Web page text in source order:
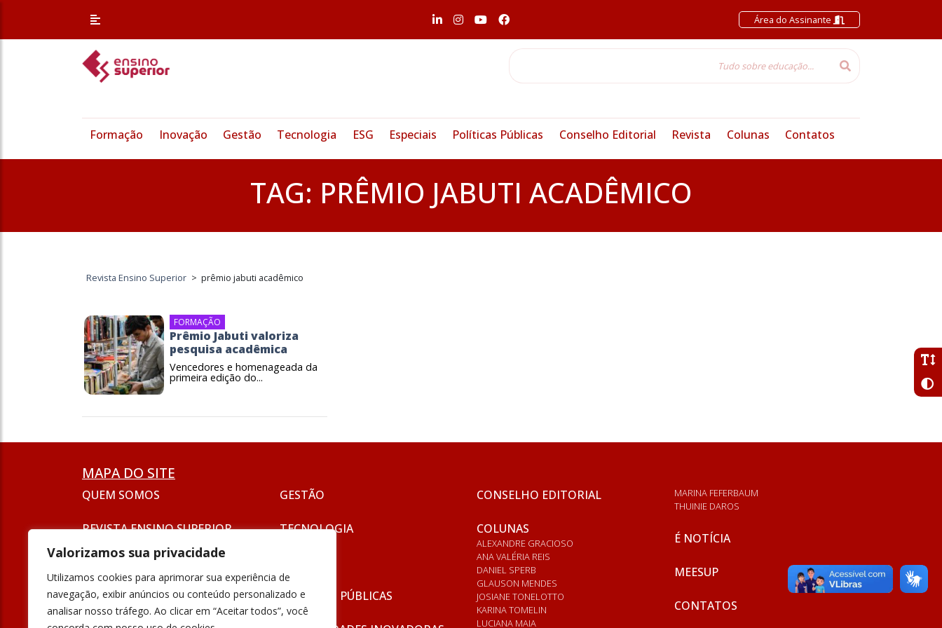
Valorizamos sua privacidade
Utilizamos cookies para aprimorar sua experiência de
navegação, exibir anúncios ou conteúdo personalizado e
analisar nosso tráfego. Ao clicar em “Aceitar todos”, você
Área do Assinante
Formação Inovação Gestão Tecnologia ESG Especiais Políticas Públicas Conselho Editorial Revista Colunas Contatos
TAG: PRÊMIO JABUTI ACADÊMICO
Revista Ensino Superior > prêmio jabuti acadêmico
FORMAÇÃO
Prêmio Jabuti valoriza
pesquisa acadêmica
Vencedores e homenageada da
primeira edição do...
MAPA DO SITE
QUEM SOMOS
REVISTA ENSINO SUPERIOR
SEJA UM ANUNCIANTE
FORMAÇÃO
INOVAÇÃO
GESTÃO
TECNOLOGIA
POLÍTICAS PÚBLICAS
CONSELHO EDITORIAL
COLUNAS
ALEXANDRE GRACIOSO
ANA VALÉRIA REIS
DANIEL SPERB
GLAUSON MENDES
JOSIANE TONELOTTO
KARINA TOMELIN
LUCIANA MAIA
MARINA FEFERBAUM
THUINIE DAROS
É NOTÍCIA
MEESUP
CONTATOS